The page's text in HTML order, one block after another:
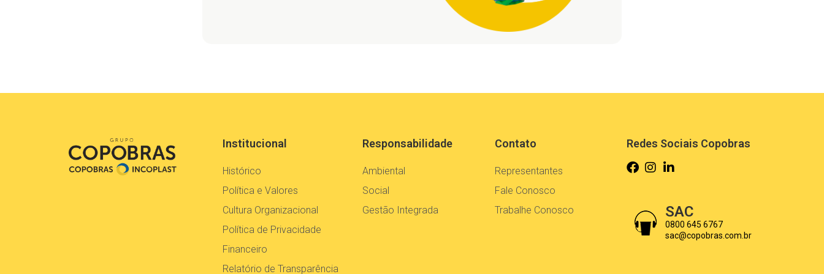
Institucional
Histórico
Política e Valores
Cultura Organizacional
Política de Privacidade
Financeiro
Relatório de Transparência
Responsabilidade
Ambiental
Social
Gestão Integrada
Contato
Representantes
Fale Conosco
Trabalhe Conosco
Redes Sociais Copobras
SAC
0800 645 6767
sac@copobras.com.br